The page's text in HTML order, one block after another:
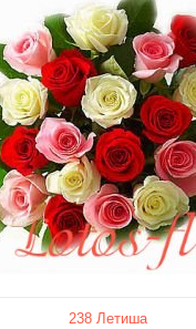
238 Летишa